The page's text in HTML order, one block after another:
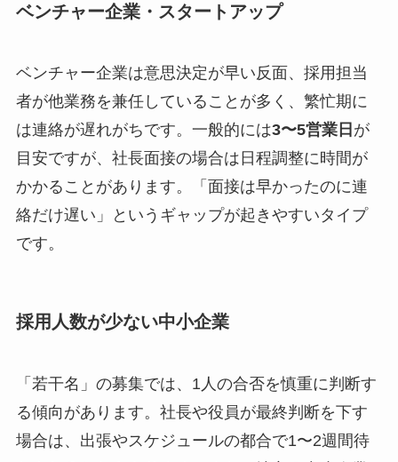
ベンチャー企業・スタートアップ
ベンチャー企業は意思決定が早い反面、採用担当
者が他業務を兼任していることが多く、繁忙期に
は連絡が遅れがちです。一般的には3〜5営業日 が
目安ですが、社長面接の場合は日程調整に時間が
かかることがあります。「面接は早かったのに連
絡だけ遅い」というギャップが起きやすいタイプ
です。
採用人数が少ない中小企業
「若干名」の募集では、1人の合否を慎重に判断す
る傾向があります。社長や役員が最終判断を下す
場合は、出張やスケジュールの都合で1〜2週間待